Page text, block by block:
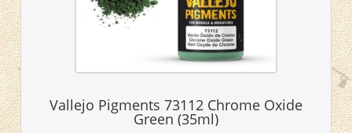
Vallejo Pigments 73112 Chrome Oxide
Green (35ml)